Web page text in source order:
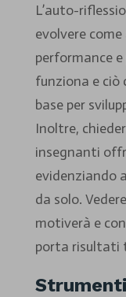
L’auto-
evolvere
performance
funziona e ciò
base per
Inoltre,
insegnanti
evidenziando
da solo.
motiverà e
porta risultati